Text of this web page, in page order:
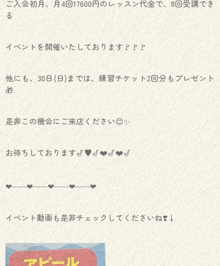
ご入会初月、月4回17600円のレッスン代金で、8回受講でき
る
イベントを開催いたしております🚩🚩🚩
他にも、30日(日)までは、練習チケット2回分もプレゼント
🎁
是非この機会にご来店ください😊✨
お待ちしております🎷♥️🎷❤️🎷❤️🎷
‪‪❤︎‬┈┈┈‪‪❤︎‬┈┈┈‪‪❤︎‬┈┈┈‪‪❤︎‬┈┈┈‪‪❤︎‬
イベント動画も是非チェックしてくださいね❣️↓